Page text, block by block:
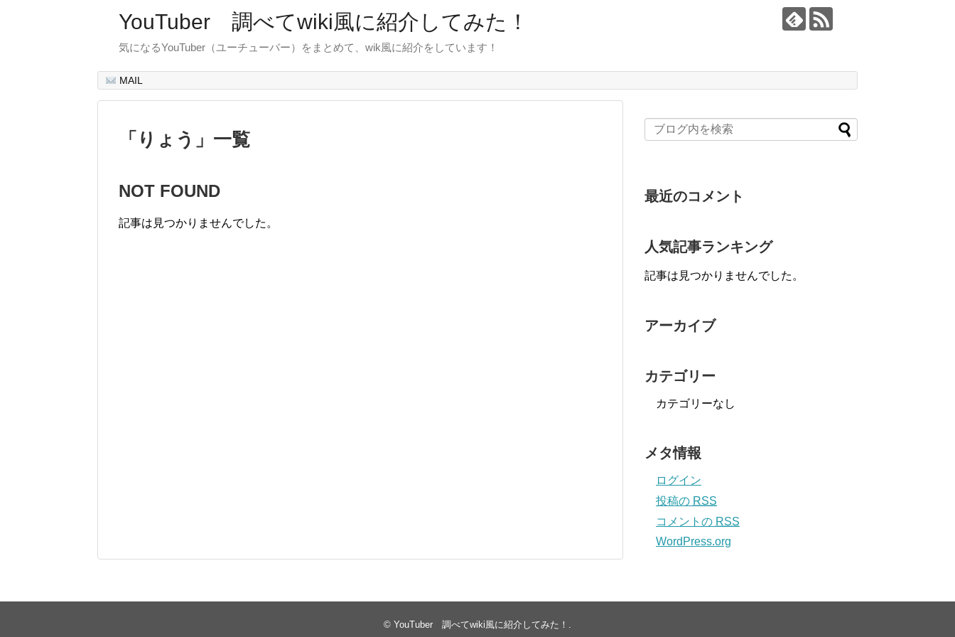
YouTuber 調べてwiki風に紹介してみた！
気になるYouTuber（ユーチューバー）をまとめて、wik風に紹介をしています！
MAIL
「 りょう 」 一覧
NOT FOUND
記事は見つかりませんでした。
最近のコメント
人気記事ランキング
記事は見つかりませんでした。
アーカイブ
カテゴリー
カテゴリーなし
メタ情報
ログイン
投稿の RSS
コメントの RSS
WordPress.org
© YouTuber 調べてwiki風に紹介してみた！ .